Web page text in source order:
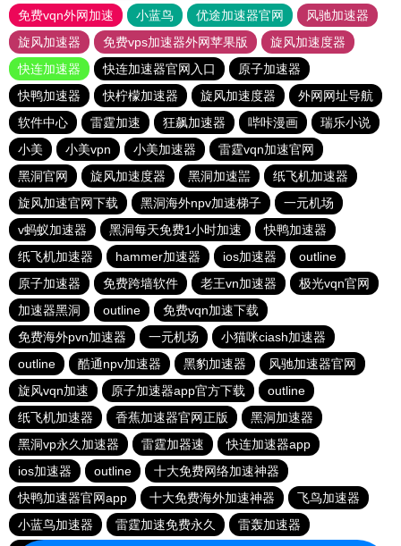
免费vqn外网加速
小蓝鸟 优途加速器官网
风驰加速器
旋风加速器
免费vps加速器外网苹果版
旋风加速度器
快连加速器
快连加速器官网入口
原子加速器
快鸭加速器
快柠檬加速器 旋风加速度器
外网网址导航
软件中心
雷霆加速 狂飙加速器 哔咔漫画
瑞乐小说
小美
小美vpn 小美加速器
雷霆vqn加速官网
黑洞官网
旋风加速度器 黑洞加速噐
纸飞机加速器
旋风加速官网下载
黑洞海外npv加速梯子
一元机场
v蚂蚁加速器
黑洞每天免费1小时加速
快鸭加速器
纸飞机加速器
hammer加速器 ios加速器
outline
原子加速器
免费跨墙软件 老王vn加速器
极光vqn官网
加速器黑洞
outline
免费vqn加速下载
免费海外pvn加速器
一元机场
小猫咪ciash加速器
outline
酷通npv加速器 黑豹加速器
风驰加速器官网
旋风vqn加速
原子加速器app官方下载
outline
纸飞机加速器
香蕉加速器官网正版
黑洞加速器
黑洞vp永久加速器
雷霆加器速
快连加速器app
ios加速器
outline
十大免费网络加速神器
快鸭加速器官网app
十大免费海外加速神器
飞鸟加速器
小蓝鸟加速器
雷霆加速免费永久
雷轰加速器